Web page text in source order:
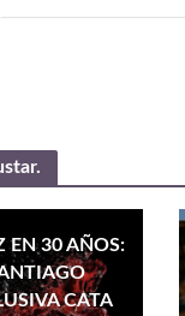
EN 30 AÑOS:
CATA